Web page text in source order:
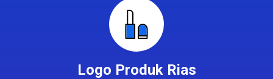
Logo Produk Rias